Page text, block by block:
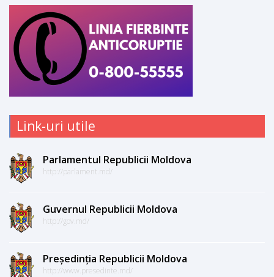
Link-uri utile
Parlamentul Republicii Moldova
http://parlament.md/
Guvernul Republicii Moldova
http://gov.md/
Președinția Republicii Moldova
http://www.presedinte.md/